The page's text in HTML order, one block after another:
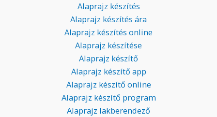
Alaprajz készítés
Alaprajz készítés ára
Alaprajz készítés online
Alaprajz készítése
Alaprajz készítő
Alaprajz készítő app
Alaprajz készítő online
Alaprajz készítő program
Alaprajz lakberendező